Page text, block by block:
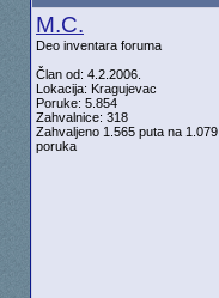
M.C.
Deo inventara foruma
Član od: 4.2.2006.
Lokacija: Kragujevac
Poruke: 5.854
Zahvalnice: 318
Zahvaljeno 1.565 puta na 1.079
poruka